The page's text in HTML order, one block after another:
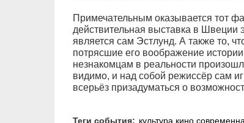
Примечательным оказывается тот
действительная выставка в Швеции
является сам Эстлунд. А также то,
потрясшие его воображение
незнакомцам в реальности
видимо, и над собой режиссёр сам
всерьёз призадуматься о
Теги события: культура кино